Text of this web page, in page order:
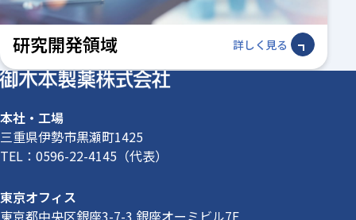
研究開発領域 詳しく見る
本社・工場
三重県伊勢市黒瀬町1425
TEL： 0596-22-4145 （代表）
東京オフィス
東京都中央区銀座3-7-3 銀座オーミビル7F